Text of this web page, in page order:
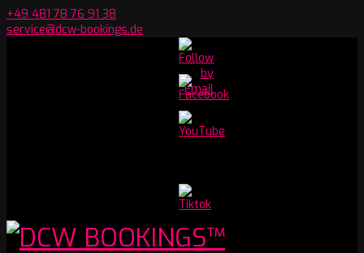
Skip
to
+49 481 78 76 91 38
service@dcw-bookings.de
Youtube
Channel